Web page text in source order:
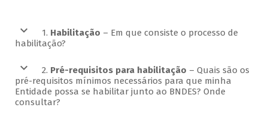
1. Habilitação – Em que consiste o processo de
habilitação?
2. Pré-requisitos para habilitação – Quais são os
pré-requisitos mínimos necessários para que minha
Entidade possa se habilitar junto ao BNDES? Onde
consultar?